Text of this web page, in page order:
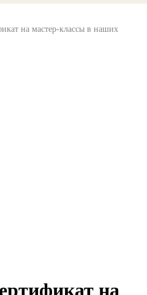
на мастер-классы в наших
на